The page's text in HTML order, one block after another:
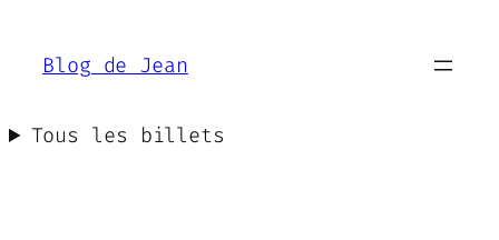
contenu
Blog de Jean
Tous les billets